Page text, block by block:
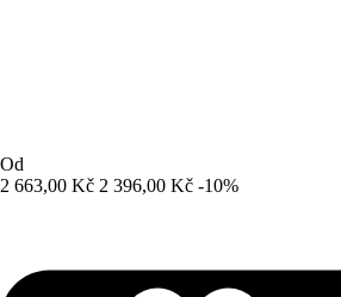
Od
2 663,00 Kč 2 396,00 Kč -10%